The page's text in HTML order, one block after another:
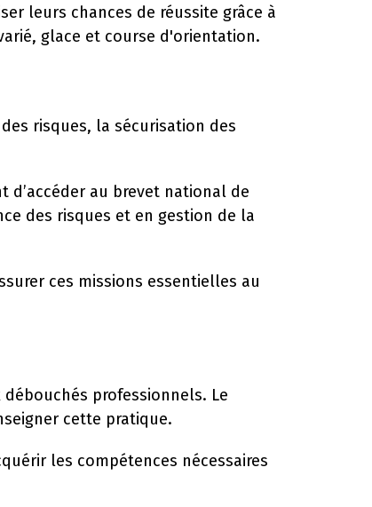
leurs chances de réussite grâce à
glace et course d'orientation.
risques, la sécurisation des
au brevet national de
des risques et en gestion de la
ces missions essentielles au
professionnels. Le
cette pratique.
les compétences nécessaires